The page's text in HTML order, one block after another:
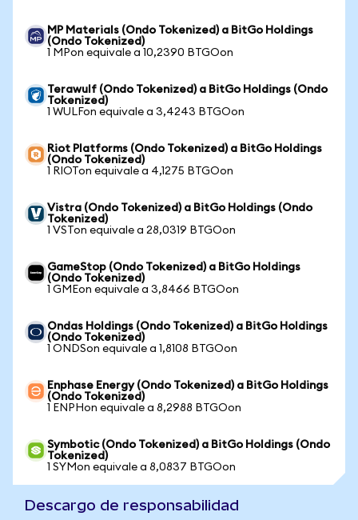
MP Materials (Ondo Tokenized) a BitGo Holdings
(Ondo Tokenized)
1 MPon equivale a 10,2390 BTGOon
Terawulf (Ondo Tokenized) a BitGo Holdings (Ondo
Tokenized)
1 WULFon equivale a 3,4243 BTGOon
Riot Platforms (Ondo Tokenized) a BitGo Holdings
(Ondo Tokenized)
1 RIOTon equivale a 4,1275 BTGOon
Vistra (Ondo Tokenized) a BitGo Holdings (Ondo
Tokenized)
1 VSTon equivale a 28,0319 BTGOon
GameStop (Ondo Tokenized) a BitGo Holdings
(Ondo Tokenized)
1 GMEon equivale a 3,8466 BTGOon
Ondas Holdings (Ondo Tokenized) a BitGo Holdings
(Ondo Tokenized)
1 ONDSon equivale a 1,8108 BTGOon
Enphase Energy (Ondo Tokenized) a BitGo Holdings
(Ondo Tokenized)
1 ENPHon equivale a 8,2988 BTGOon
Symbotic (Ondo Tokenized) a BitGo Holdings (Ondo
Tokenized)
1 SYMon equivale a 8,0837 BTGOon
Descargo de responsabilidad